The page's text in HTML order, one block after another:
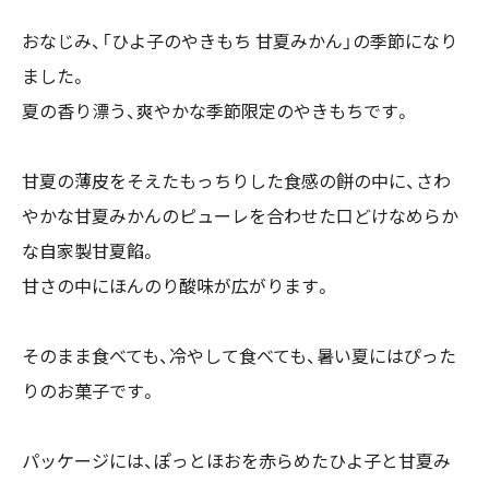
おなじみ、「ひよ子のやきもち 甘夏みかん」の季節になり
ました。
夏の香り漂う、爽やかな季節限定のやきもちです。
甘夏の薄皮をそえたもっちりした食感の餅の中に、さわ
やかな甘夏みかんのピューレを合わせた口どけなめらか
な自家製甘夏餡。
甘さの中にほんのり酸味が広がります。
そのまま食べても、冷やして食べても、暑い夏にはぴった
りのお菓子です。
パッケージには、ぽっとほおを赤らめたひよ子と甘夏み